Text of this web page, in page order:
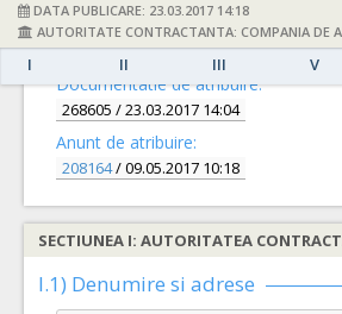
DATA PUBLICARE: 23.03.2017 14:18
AUTORITATE CONTRACTANTA: COMPANIA DE
I II III V
DETALII
Documentatie de atribuire:
268605 / 23.03.2017 14:04
Anunt de atribuire:
208164/ 09.05.2017 10:18
SECTIUNEA I: AUTORITATEA
I.1) Denumire si adrese